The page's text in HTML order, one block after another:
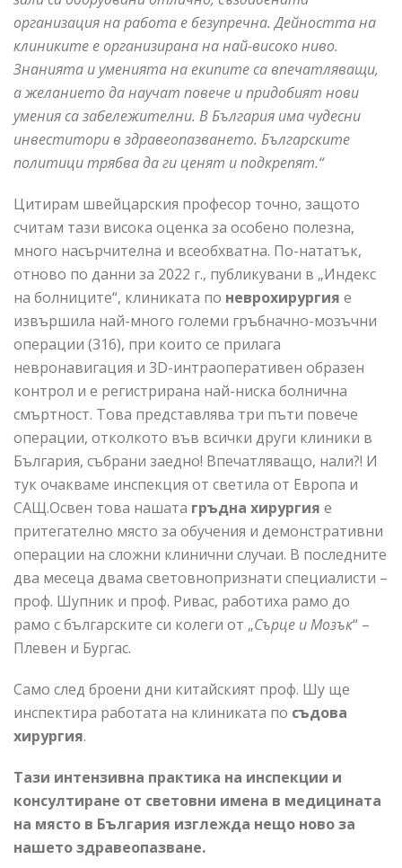
организация на работа е безупречна. Дейността на
клиниките е организирана на най-високо ниво.
Знанията и уменията на екипите са впечатляващи,
а желанието да научат повече и придобият нови
умения са забележителни. В България има чудесни
инвеститори в здравеопазването. Българските
политици трябва да ги ценят и подкрепят.“
Цитирам швейцарския професор точно, защото
считам тази висока оценка за особено полезна,
много насърчителна и всеобхватна. По-нататък,
отново по данни за 2022 г., публикувани в „Индекс
на болниците“, клиниката по неврохирургия е
извършила най-много големи гръбначно-мозъчни
операции (316), при които се прилага
невронавигация и 3D-интраоперативен образен
контрол и е регистрирана най-ниска болнична
смъртност. Това представлява три пъти повече
операции, отколкото във всички други клиники в
България, събрани заедно! Впечатляващо, нали?! И
тук очакваме инспекция от светила от Европа и
САЩ.Освен това нашата гръдна хирургия е
притегателно място за обучения и демонстративни
операции на сложни клинични случаи. В последните
два месеца двама световнопризнати специалисти –
проф. Шупник и проф. Ривас, работиха рамо до
рамо с българските си колеги от „Сърце и Мозък“ –
Плевен и Бургас.
Само след броени дни китайският проф. Шу ще
инспектира работата на клиниката по съдова
хирургия.
Тази интензивна практика на инспекции и
консултиране от световни имена в медицината
на място в България изглежда нещо ново за
нашето здравеопазване.